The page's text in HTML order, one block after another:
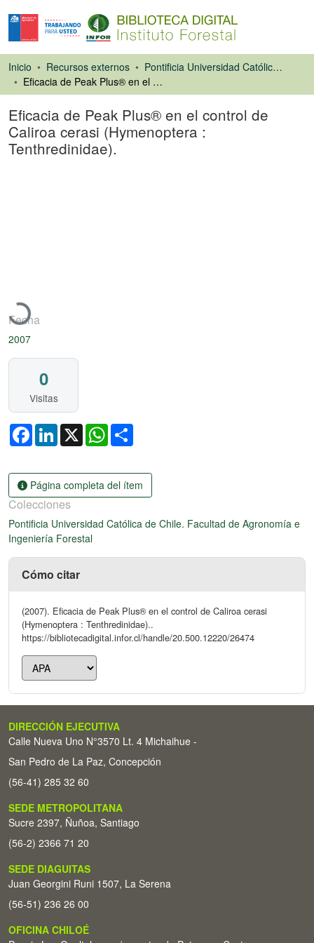
Inicio Recursos externos
Pontificia Universidad Católica de Chile. Facultad de Agronomía e Ingeniería Forestal
Eficacia de Peak Plus® en el control de Caliroa cerasi (Hymenoptera : Tenthredinidae).
Eficacia de Peak Plus® en el control de
Caliroa cerasi (Hymenoptera :
Tenthredinidae).
Cargando...
Fecha
2007
0
Visitas
FacebookLinkedIn
X WhatsApp
Página completa del ítem
Colecciones
Pontificia Universidad Católica de Chile. Facultad de Agronomía e
Ingeniería Forestal
Cómo citar
(2007). Eficacia de Peak Plus® en el control de Caliroa cerasi
(Hymenoptera : Tenthredinidae)..
https://bibliotecadigital.infor.cl/handle/20.500.12220/26474
DIRECCIÓN EJECUTIVA
Calle Nueva Uno N°3570 Lt. 4 Michaihue -
San Pedro de La Paz, Concepción
(56-41) 285 32 60
SEDE METROPOLITANA
Sucre 2397, Ñuñoa, Santiago
(56-2) 2366 71 20
SEDE DIAGUITAS
Juan Georgini Runi 1507, La Serena
(56-51) 236 26 00
OFICINA CHILOÉ